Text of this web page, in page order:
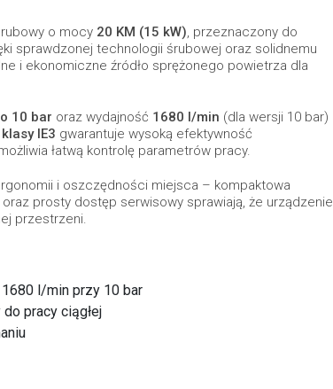
o mocy 20 KM (15 kW) , przeznaczony do
sprawdzonej technologii śrubowej oraz solidnemu
i ekonomiczne źródło sprężonego powietrza dla
10 bar oraz wydajność 1680 l/min (dla wersji 10 bar)
IE3 gwarantuje wysoką efektywność
łatwą kontrolę parametrów pracy.
i oszczędności miejsca – kompaktowa
oraz prosty dostęp serwisowy sprawiają, że urządzenie
przestrzeni.
l/min przy 10 bar
pracy ciągłej